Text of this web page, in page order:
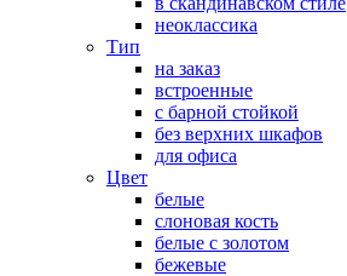
неоклассика
Тип
на заказ
встроенные
с барной стойкой
без верхних шкафов
для офиса
Цвет
белые
слоновая кость
белые с золотом
бежевые